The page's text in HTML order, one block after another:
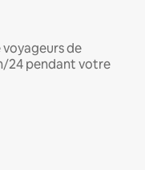
de
24 pendant votre